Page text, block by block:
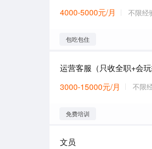
4000-5000元/月
不限经
包吃包住
运营客服（只收全职+会
3000-15000元/月
不限
免费培训
文员